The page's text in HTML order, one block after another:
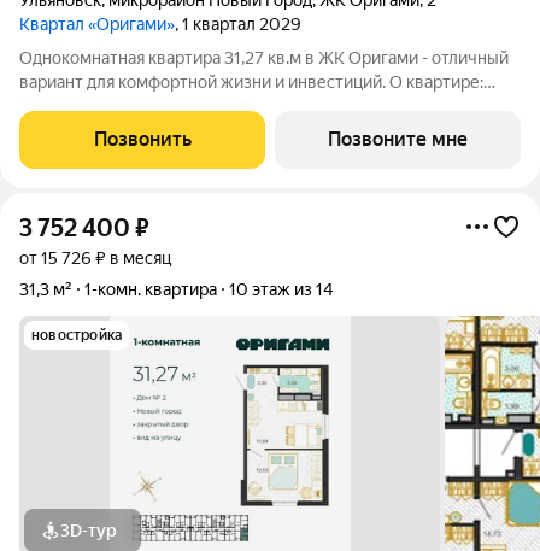
Квартал «Оригами», 1 квартал 2029
Однокомнатная квартира 31,27 кв.м в ЖК Оригами - отличный
вариант для комфортной жизни и инвестиций. О квартире:
естественная освещенность базовая отделка: стяжка пола,
установлены счетчики
Позвонить Позвоните мне
3 752 400 ₽
от 15 726 ₽ в месяц
31,3 м²
1-комн. квартира 10 этаж из 14
новостройка
3D-тур